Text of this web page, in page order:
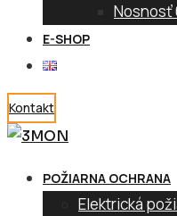
Nosnosť
E-SHOP
Kontakt
POŽIARNA OCHRANA
Elektrická